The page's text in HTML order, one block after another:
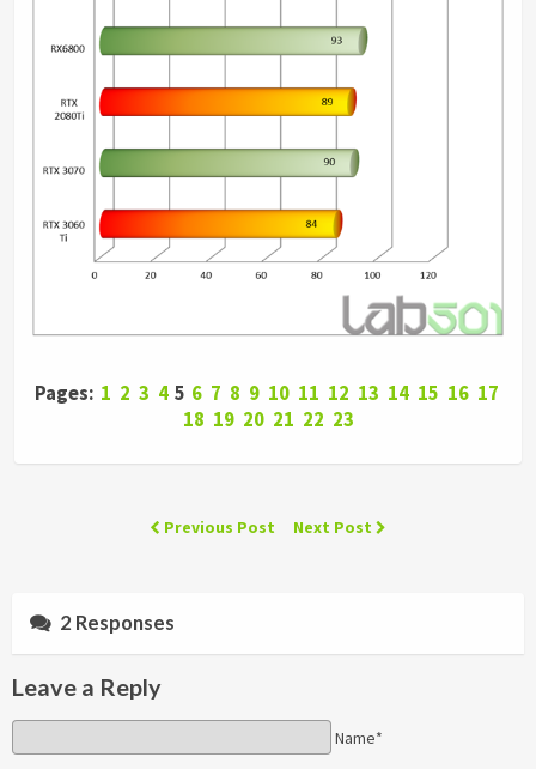
Pages: 1 2 3 4 5 6 7 8 9 10 11 12 13 14 15 16 17
18 19 20 21 22 23
Previous Post Next Post
2 Responses
Leave a Reply
Name*